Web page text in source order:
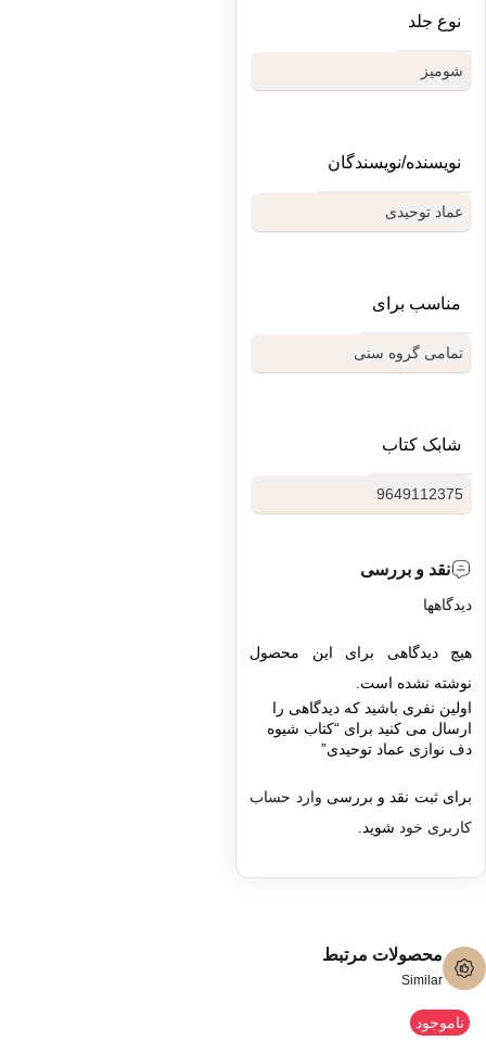
نوع جلد
شومیز
نویسنده/نویسندگان
عماد توحیدی
مناسب برای
تمامی گروه سنی
شابک کتاب
9649112375
نقد و بررسی
دیدگاهها
هیچ دیدگاهی برای این محصول
نوشته نشده است.
اولین نفری باشید که دیدگاهی را
ارسال می کنید برای “کتاب شیوه
دف نوازی عماد توحیدی”
برای ثبت نقد و بررسی وارد حساب
کاربری خود شوید.
محصولات مرتبط
Similar
ناموجود